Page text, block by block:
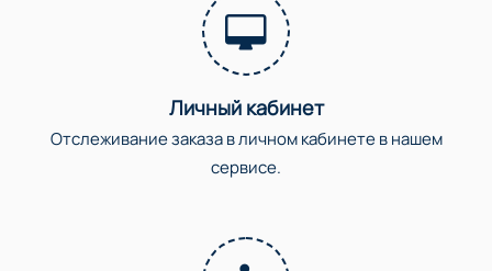
Личный кабинет
Отслеживание заказа в личном кабинете в нашем
сервисе.